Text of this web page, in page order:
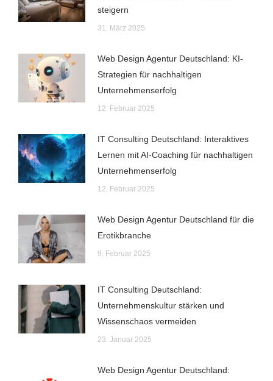
steigern
31. März 2025
Web Design Agentur Deutschland: KI-
Strategien für nachhaltigen
Unternehmenserfolg
12. Februar 2025
IT Consulting Deutschland: Interaktives
Lernen mit AI-Coaching für nachhaltigen
Unternehmenserfolg
12. Februar 2025
Web Design Agentur Deutschland für die
Erotikbranche
9. Februar 2025
IT Consulting Deutschland:
Unternehmenskultur stärken und
Wissenschaos vermeiden
23. Januar 2025
Web Design Agentur Deutschland: